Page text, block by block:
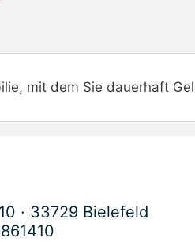
mit dem Sie dauerhaft
· 33729 Bielefeld